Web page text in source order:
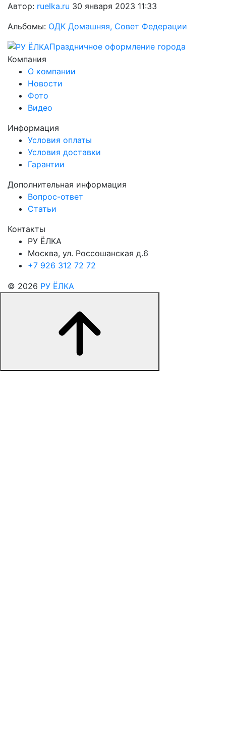
Автор: ruelka.ru 30 января 2023 11:33
Альбомы: ОДК Домашняя, Совет Федерации
Праздничное оформление города
Компания
О компании
Новости
Фото
Видео
Информация
Условия оплаты
Условия доставки
Гарантии
Дополнительная информация
Вопрос-ответ
Статьи
Контакты
РУ ЁЛКА
Москва, ул. Россошанская д.6
+7 926 312 72 72
© 2026 РУ ЁЛКА